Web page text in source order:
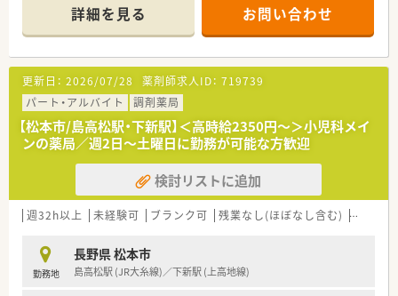
【店舗情報と応需状況について】
■北松本駅から車で5分の立地に位置しており内科の処方箋を1
日あたり50枚ほど受け付けている薬局です。
■外来調剤に加えて個人在宅業務も数件担当しており地域に密
着した幅広い医療サービスを提供しています。
■スタッフは常勤1名とパート数名が在籍しており常時3名体制
でスピーディかつ丁寧な対応を実現しています。
【法人特徴について】
■2014年の設立以来長野県松本市を中心として地域密着型の店
舗展開を積極的に推進している会社です。
■ドミナント戦略による出店を行っており近隣店舗からの速や
かな応援やヘルプ体制が整っています。
の対話をしっかりと深める方針をとっています。
【こんな取り組みをしています】
詳細を見る お問い合わせ
更新日： 2026/07/28 薬剤師求人ID： 719739
パート・アルバイト
調剤薬局
【松本市/島高松駅・下新駅】＜高時給2350円～＞小児科メイ
ンの薬局／週2日～土曜日に勤務が可能な方歓迎
検討リストに追加
週32h以上 未経験可 ブランク可 残業なし(ほぼなし含む) 車通勤
勤務地
長野県 松本市
島高松駅 (JR大糸線)／下新駅 (上高地線)